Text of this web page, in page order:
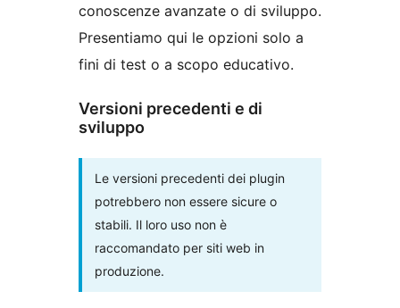
conoscenze avanzate o di sviluppo.
Presentiamo qui le opzioni solo a
fini di test o a scopo educativo.
Versioni precedenti e di
sviluppo
Le versioni precedenti dei plugin
potrebbero non essere sicure o
stabili. Il loro uso non è
raccomandato per siti web in
produzione.